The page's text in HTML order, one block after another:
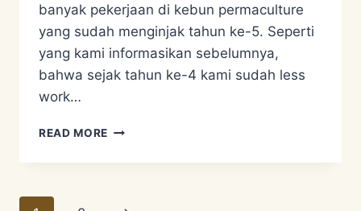
banyak pekerjaan di kebun permaculture
yang sudah menginjak tahun ke-5. Seperti
yang kami informasikan sebelumnya,
bahwa sejak tahun ke-4 kami sudah less
work…
READ MORE OUR
GARDEN